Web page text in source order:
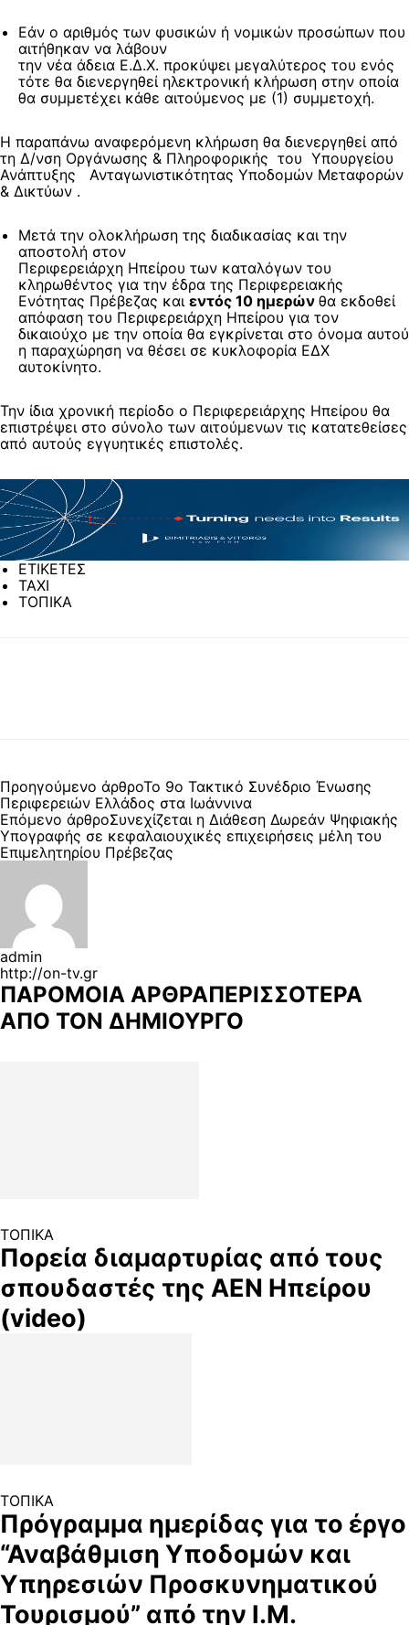
Εάν ο αριθμός των φυσικών ή νομικών προσώπων που
αιτήθηκαν να λάβουν
την νέα άδεια Ε.Δ.Χ. προκύψει μεγαλύτερος του ενός
τότε θα διενεργηθεί ηλεκτρονική κλήρωση στην οποία
θα συμμετέχει κάθε αιτούμενος με (1) συμμετοχή.
Η παραπάνω αναφερόμενη κλήρωση θα διενεργηθεί από
τη Δ/νση Οργάνωσης & Πληροφορικής του Υπουργείου
Ανάπτυξης Ανταγωνιστικότητας Υποδομών Μεταφορών
& Δικτύων .
Μετά την ολοκλήρωση της διαδικασίας και την
αποστολή στον
Περιφερειάρχη Ηπείρου των καταλόγων του
κληρωθέντος για την έδρα της Περιφερειακής
Ενότητας Πρέβεζας και εντός 10 ημερών θα εκδοθεί
απόφαση του Περιφερειάρχη Ηπείρου για τον
δικαιούχο με την οποία θα εγκρίνεται στο όνομα αυτού
η παραχώρηση να θέσει σε κυκλοφορία ΕΔΧ
αυτοκίνητο.
Την ίδια χρονική περίοδο ο Περιφερειάρχης Ηπείρου θα
επιστρέψει στο σύνολο των αιτούμενων τις κατατεθείσες
από αυτούς εγγυητικές επιστολές.
ΕΤΙΚΕΤΕΣ
TAXI
ΤΟΠΙΚΑ
Προηγούμενο άρθροΤο 9ο Τακτικό Συνέδριο Ένωσης
Περιφερειών Ελλάδος στα Ιωάννινα
Επόμενο άρθροΣυνεχίζεται η Διάθεση Δωρεάν Ψηφιακής
Υπογραφής σε κεφαλαιουχικές επιχειρήσεις μέλη του
Επιμελητηρίου Πρέβεζας
admin
http://on-tv.gr
ΠΑΡΟΜΟΙΑ ΑΡΘΡΑΠΕΡΙΣΣΟΤΕΡΑ
ΑΠΟ ΤΟΝ ΔΗΜΙΟΥΡΓΟ
ΤΟΠΙΚΑ
Πορεία διαμαρτυρίας από τους
σπουδαστές της ΑΕΝ Ηπείρου
(video)
ΤΟΠΙΚΑ
Πρόγραμμα ημερίδας για το έργο
“Αναβάθμιση Υποδομών και
Υπηρεσιών Προσκυνηματικού
Τουρισμού” από την Ι.Μ.